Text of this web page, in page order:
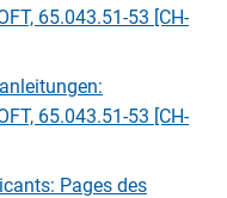
65.043.51-53 [CH-
65.043.51-53 [CH-
Pages des